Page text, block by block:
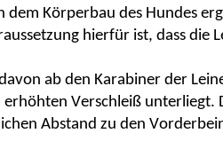
dem Körperbau des Hundes
hierfür ist, dass
ab den Karabiner der
Verschleiß
Abstand zu den